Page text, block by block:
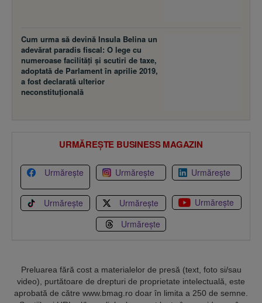
Cum urma să devină Insula Belina un
adevărat paradis fiscal: O lege cu
numeroase facilităţi şi scutiri de taxe,
adoptată de Parlament în aprilie 2019,
a fost declarată ulterior
neconstituţională
URMĂREȘTE BUSINESS MAGAZIN
Urmărește Urmărește Urmărește
Urmărește Urmărește
Urmărește
Urmărește
Preluarea fără cost a materialelor de presă (text, foto si/sau
video), purtătoare de drepturi de proprietate intelectuală, este
aprobată de către www.bmag.ro doar în limita a 250 de semne.